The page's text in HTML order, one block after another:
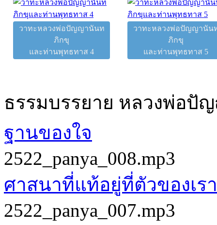
วาทะหลวงพ่อปัญญานันท
ภิกขุ
และท่านพุทธทาส 4
วาทะหลวงพ่อปัญญานัน
ภิกขุ
และท่านพุทธทาส 5
ธรรมบรรยาย หลวงพ่อปั
ฐานของใจ
2522_panya_008.mp3
ศาสนาที่แท้อยู่ที่ตัวของเรา
2522_panya_007.mp3